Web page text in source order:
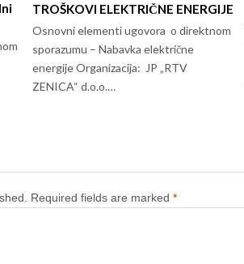
TROŠKOVI ELEKTRIČNE ENERGIJE
Osnovni elementi ugovora o direktnom
sporazumu – Nabavka električne
energije Organizacija: JP „RTV
ZENICA“ d.o.o.…
Required fields are marked *